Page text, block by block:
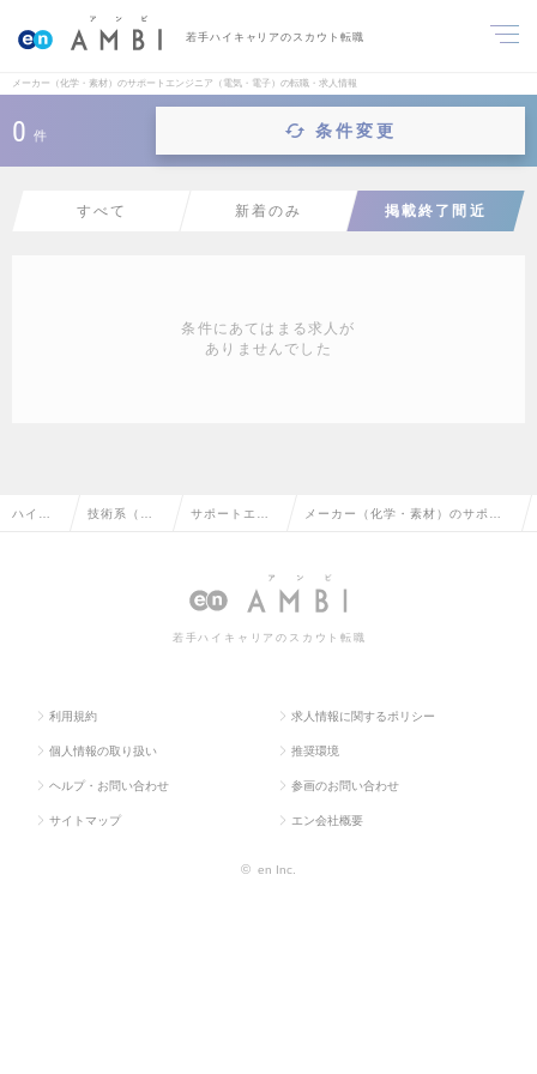
若手ハイキャリアのスカウト転職
メーカー（化学・素材）のサポートエンジニア（電気・電子）の転職・求人情報
0 件 条件変更
すべて 新着のみ 掲載終了間近
条件にあてはまる求人が
ありませんでした
ハイク 技術系（電 サポートエン
気・電子）
メーカー（化学・素材）のサポー
職・求人情報一覧
若手ハイキャリアのスカウト転職
利用規約 求人情報に関するポリシー
個人情報の取り扱い 推奨環境
ヘルプ・お問い合わせ 参画のお問い合わせ
サイトマップ エン会社概要
© en Inc.